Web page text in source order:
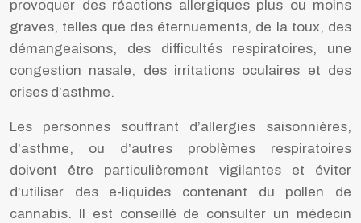
provoquer des réactions allergiques plus ou moins
graves, telles que des éternuements, de la toux, des
démangeaisons, des difficultés respiratoires, une
congestion nasale, des irritations oculaires et des
crises d’asthme.
Les personnes souffrant d’allergies saisonnières,
d’asthme, ou d’autres problèmes respiratoires
doivent être particulièrement vigilantes et éviter
d’utiliser des e-liquides contenant du pollen de
cannabis. Il est conseillé de consulter un médecin